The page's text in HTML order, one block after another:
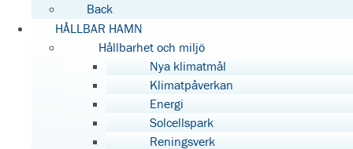
Back
HÅLLBAR HAMN
Hållbarhet och miljö
Nya klimatmål
Klimatpåverkan
Energi
Solcellspark
Reningsverk